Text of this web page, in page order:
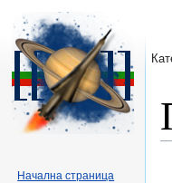
Начална страница